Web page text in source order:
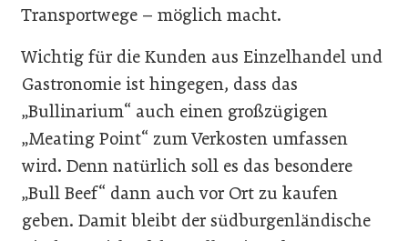
Transportwege – möglich macht.
Wichtig für die Kunden aus Einzelhandel und
Gastronomie ist hingegen, dass das
„Bullinarium“ auch einen großzügigen
„Meating Point“ zum Verkosten umfassen
wird. Denn natürlich soll es das besondere
„Bull Beef“ dann auch vor Ort zu kaufen
geben. Damit bleibt der südburgenländische